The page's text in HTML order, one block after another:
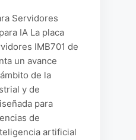
Servidores
IA La placa
IMB701 de
un avance
de la
y de
para
de
artificial